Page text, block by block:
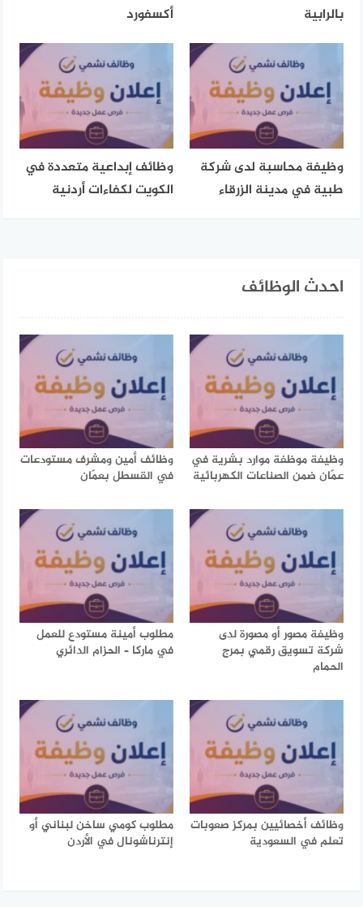
بالرابية
أكسفورد
وظيفة محاسبة لدى شركة
طبية في مدينة الزرقاء
وظائف إبداعية متعددة في
الكويت لكفاءات أردنية
احدث الوظائف
وظيفة موظفة موارد بشرية في
عمّان ضمن الصناعات الكهربائية
وظائف أمين ومشرف مستودعات
في القسطل بعمّان
وظيفة مصور أو مصورة لدى
شركة تسويق رقمي بمرج
الحمام
مطلوب أمينة مستودع للعمل
في ماركا – الحزام الدائري
وظائف أخصائيين بمركز صعوبات
تعلم في السعودية
مطلوب كومي ساخن لبناني أو
إنترناشونال في الأردن